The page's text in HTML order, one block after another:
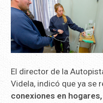
El director de la
Videla, indicó que ya se
conexiones en